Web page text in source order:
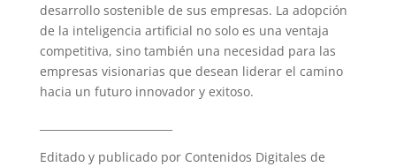
desarrollo sostenible de sus empresas. La adopción
de la inteligencia artificial no solo es una ventaja
competitiva, sino también una necesidad para las
empresas visionarias que desean liderar el camino
hacia un futuro innovador y exitoso.
Editado y publicado por Contenidos Digitales de